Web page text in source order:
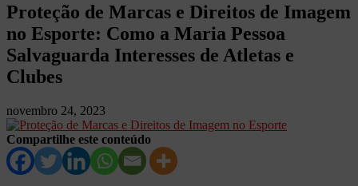
Proteção de Marcas e Direitos de Imagem
no Esporte: Como a Maria Pessoa
Salvaguarda Interesses de Atletas e
Clubes
novembro 24, 2023
Compartilhe este conteúdo